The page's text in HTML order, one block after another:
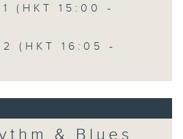
1 (HKT 15:00 -
2 (HKT 16:05 -
& Blues